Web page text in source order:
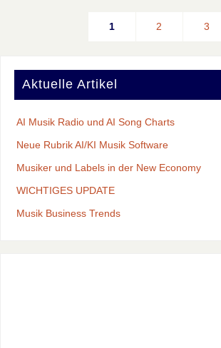
1 2 3
Aktuelle Artikel
AI Musik Radio und AI Song Charts
Neue Rubrik AI/KI Musik Software
Musiker und Labels in der New Economy
WICHTIGES UPDATE
Musik Business Trends